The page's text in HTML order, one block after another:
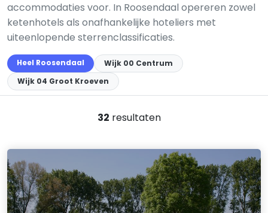
accommodaties voor. In Roosendaal opereren zowel
ketenhotels als onafhankelijke hoteliers met
uiteenlopende sterrenclassificaties.
Heel Roosendaal
Wijk 00 Centrum
Wijk 04 Groot Kroeven
32 resultaten